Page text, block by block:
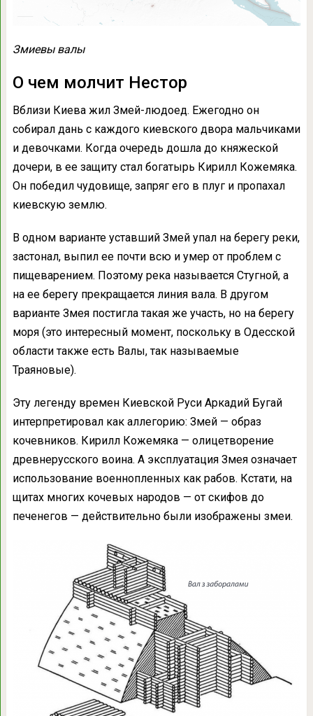
Змиевы валы
О чем молчит Нестор
Вблизи Киева жил Змей-людоед. Ежегодно он
собирал дань с каждого киевского двора мальчиками
и девочками. Когда очередь дошла до княжеской
дочери, в ее защиту стал богатырь Кирилл Кожемяка.
Он победил чудовище, запряг его в плуг и пропахал
киевскую землю.
В одном варианте уставший Змей упал на берегу реки,
застонал, выпил ее почти всю и умер от проблем с
пищеварением. Поэтому река называется Стугной, а
на ее берегу прекращается линия вала. В другом
варианте Змея постигла такая же участь, но на берегу
моря (это интересный момент, поскольку в Одесской
области также есть Валы, так называемые
Траяновые).
Эту легенду времен Киевской Руси Аркадий Бугай
интерпретировал как аллегорию: Змей — образ
кочевников. Кирилл Кожемяка — олицетворение
древнерусского воина. А эксплуатация Змея означает
использование военнопленных как рабов. Кстати, на
щитах многих кочевых народов — от скифов до
печенегов — действительно были изображены змеи.